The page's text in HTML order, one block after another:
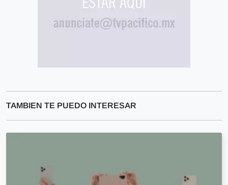
TAMBIEN TE PUEDO INTERESAR